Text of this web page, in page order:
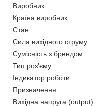
Виробник
Країна виробник
Стан
Сила вихідного струму
Сумісність з брендом
Тип роз'єму
Індикатор роботи
Призначення
Вихідна напруга (output)